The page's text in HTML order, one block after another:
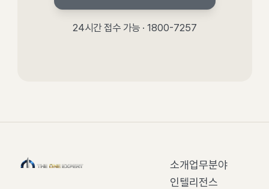
24시간 접수 가능 · 1800-7257
소개업무분야
인텔리전스